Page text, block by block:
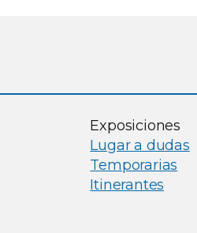
Exposiciones
Lugar a dudas
Temporarias
Itinerantes